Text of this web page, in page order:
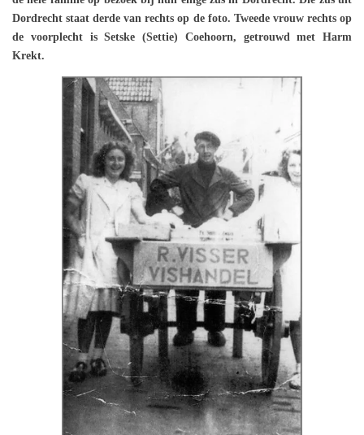
Dordrecht staat derde van rechts op de foto. Tweede vrouw rechts op
de voorplecht is Setske (Settie) Coehoorn, getrouwd met Harm
Krekt.